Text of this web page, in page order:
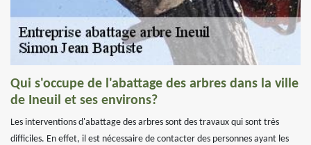
Qui s'occupe de l'abattage des arbres dans la ville
de Ineuil et ses environs?
Les interventions d'abattage des arbres sont des travaux qui sont très
difficiles. En effet, il est nécessaire de contacter des personnes ayant les